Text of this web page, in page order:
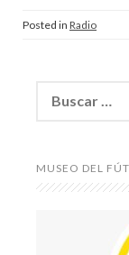
Posted in Radio
MUSEO DEL